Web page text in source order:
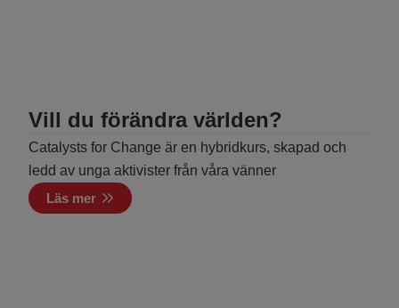
Vill du förändra världen?
Catalysts for Change är en hybridkurs, skapad och
ledd av unga aktivister från våra vänner
Läs mer